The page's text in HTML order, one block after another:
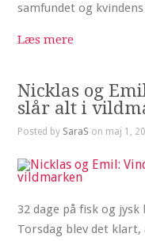
samfundet og
Læs mere
Nicklas og
slår alt i
Posted by SaraS on maj 1,
32 dage på fisk og
Torsdag blev det